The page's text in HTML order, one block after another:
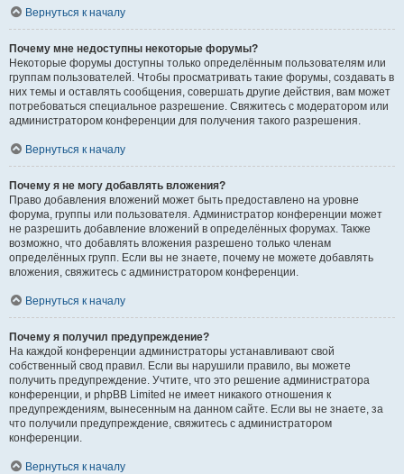
Вернуться к началу
Почему мне недоступны некоторые форумы?
Некоторые форумы доступны только определённым пользователям или
группам пользователей. Чтобы просматривать такие форумы, создавать в
них темы и оставлять сообщения, совершать другие действия, вам может
потребоваться специальное разрешение. Свяжитесь с модератором или
администратором конференции для получения такого разрешения.
Вернуться к началу
Почему я не могу добавлять вложения?
Право добавления вложений может быть предоставлено на уровне
форума, группы или пользователя. Администратор конференции может
не разрешить добавление вложений в определённых форумах. Также
возможно, что добавлять вложения разрешено только членам
определённых групп. Если вы не знаете, почему не можете добавлять
вложения, свяжитесь с администратором конференции.
Вернуться к началу
Почему я получил предупреждение?
На каждой конференции администраторы устанавливают свой
собственный свод правил. Если вы нарушили правило, вы можете
получить предупреждение. Учтите, что это решение администратора
конференции, и phpBB Limited не имеет никакого отношения к
предупреждениям, вынесенным на данном сайте. Если вы не знаете, за
что получили предупреждение, свяжитесь с администратором
конференции.
Вернуться к началу